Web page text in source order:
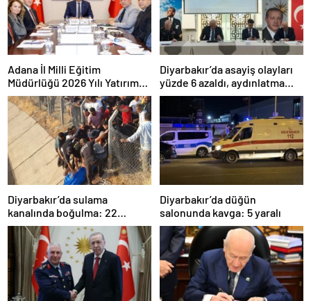
Adana İl Milli Eğitim
Müdürlüğü 2026 Yılı Yatırım
Programı değerlendirildi
Diyarbakır’da asayiş olayları
yüzde 6 azaldı, aydınlatma
oranı yüzde 98’e yükseldi
Diyarbakır’da sulama
kanalında boğulma: 22
yaşındaki genç hayatını
kaybetti
Diyarbakır’da düğün
salonunda kavga: 5 yaralı